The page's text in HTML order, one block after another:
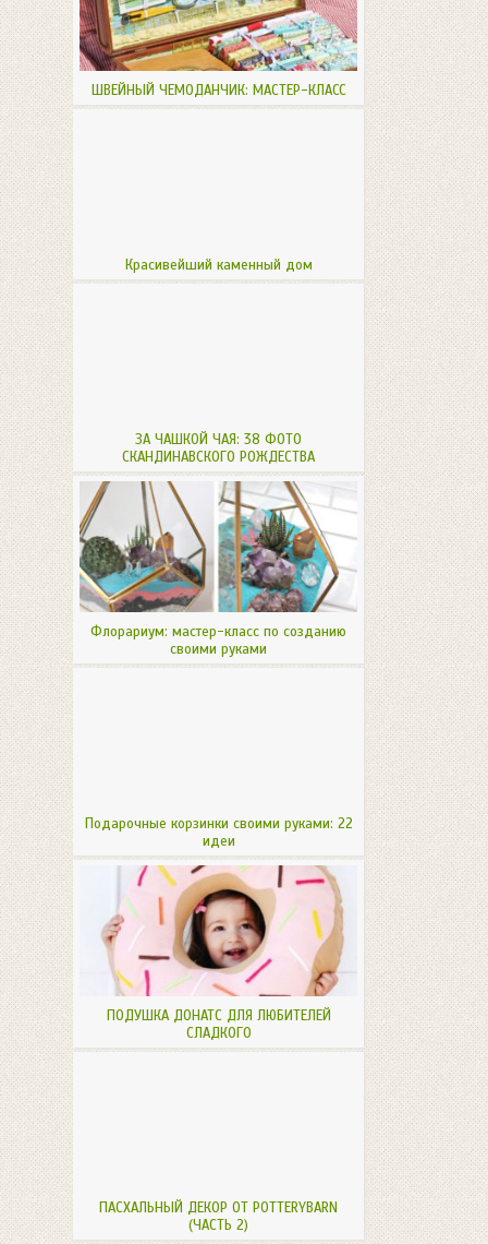
ШВЕЙНЫЙ ЧЕМОДАНЧИК: МАСТЕР-КЛАСС
Красивейший каменный дом
ЗА ЧАШКОЙ ЧАЯ: 38 ФОТО
СКАНДИНАВСКОГО РОЖДЕСТВА
Флорариум: мастер-класс по созданию
своими руками
Подарочные корзинки своими руками: 22
идеи
ПОДУШКА ДОНАТС ДЛЯ ЛЮБИТЕЛЕЙ
СЛАДКОГО
ПАСХАЛЬНЫЙ ДЕКОР ОТ POTTERYBARN
(ЧАСТЬ 2)